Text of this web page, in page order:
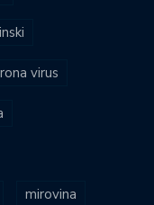
virus
mirovina